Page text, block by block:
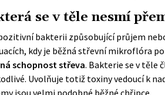
se v těle nesmí
bakterii způsobující průjem
kdy je běžná střevní mikroflóra
schopnost střeva. Bakterie se v těle
Uvolňuje totiž toxiny vedoucí k
jsou velmi podobné běžné chřipce.